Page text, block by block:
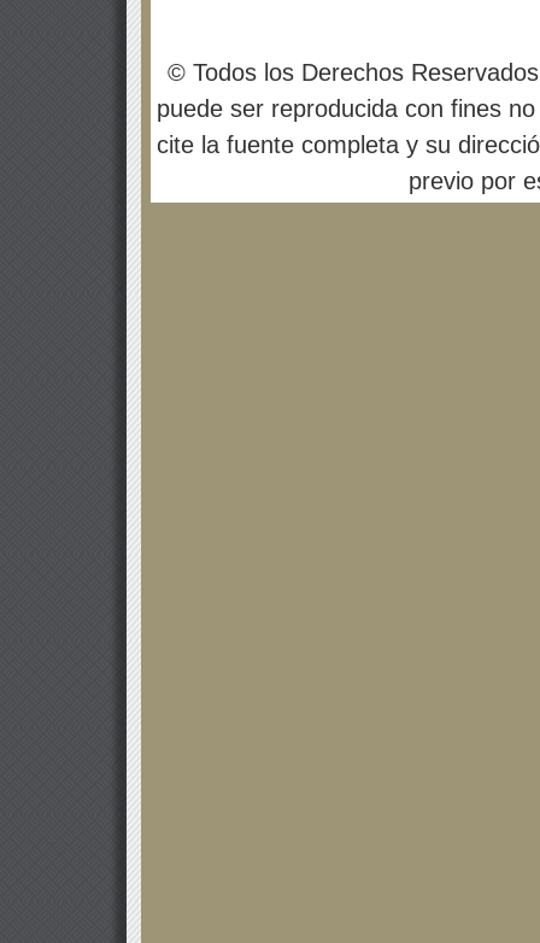
© Todos los Derechos
puede ser reproducida con fines
cite la fuente completa y su
previo por